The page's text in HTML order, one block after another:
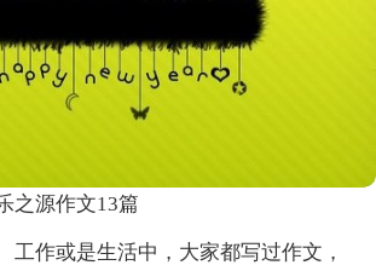
之源作文13篇
工作或是生活中，大家都写过作文，